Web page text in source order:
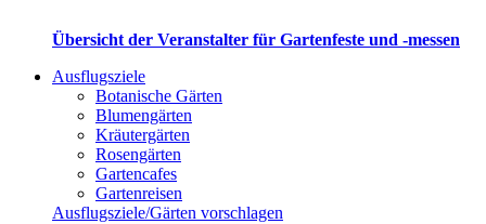
Übersicht der Veranstalter für Gartenfeste und -messen
Ausflugsziele
Botanische Gärten
Blumengärten
Kräutergärten
Rosengärten
Gartencafes
Gartenreisen
Ausflugsziele/Gärten vorschlagen